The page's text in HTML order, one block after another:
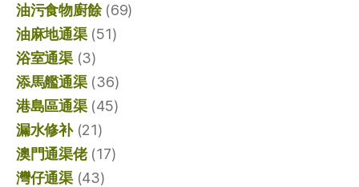
油污食物廚餘(69)
油麻地通渠(51)
浴室通渠(3)
添馬艦通渠(36)
港島區通渠(45)
漏水修补(21)
澳門通渠佬(17)
灣仔通渠(43)